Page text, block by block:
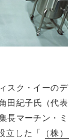
スク・イーのデ
田紀子氏（代表
長マーチン・ミ
した「（株）